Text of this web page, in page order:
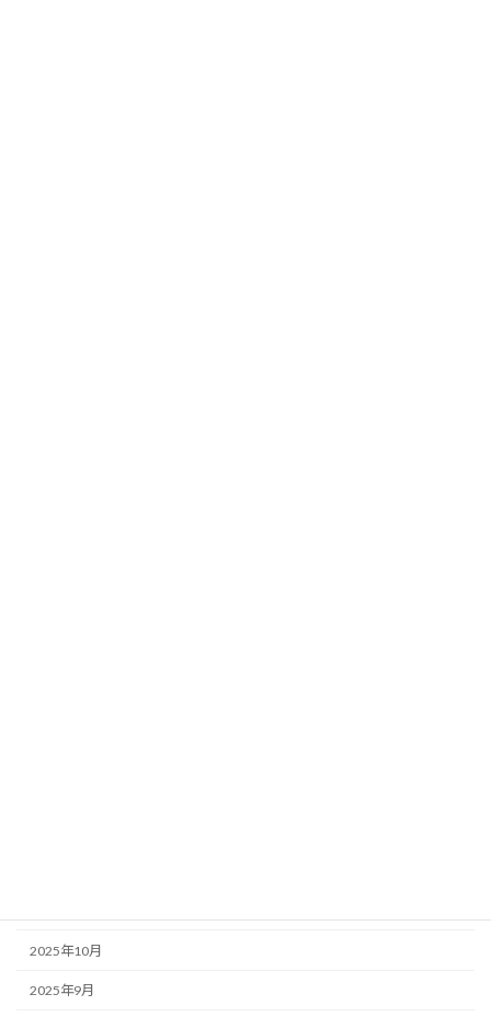
2025年10月
2025年9月